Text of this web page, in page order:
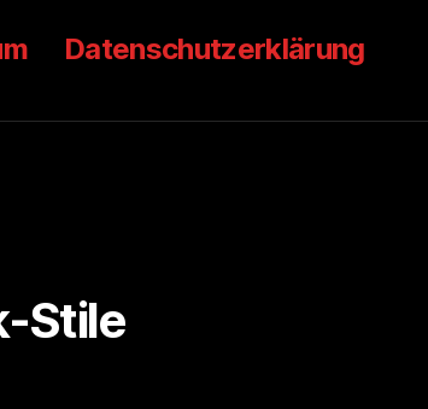
Datenschutzerklärung
Stile